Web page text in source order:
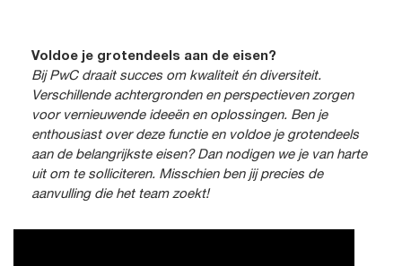
Voldoe je grotendeels aan de eisen?
Bij PwC draait succes om kwaliteit én diversiteit.
Verschillende achtergronden en perspectieven zorgen
voor vernieuwende ideeën en oplossingen. Ben je
enthousiast over deze functie en voldoe je grotendeels
aan de belangrijkste eisen? Dan nodigen we je van harte
uit om te solliciteren. Misschien ben jij precies de
aanvulling die het team zoekt!